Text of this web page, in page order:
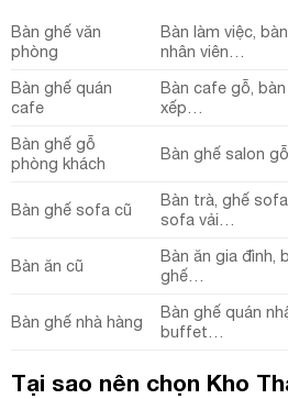
Bàn ghế văn
phòng
Bàn làm việc,
nhân viên…
Bàn ghế quán
cafe
Bàn cafe gỗ,
xếp…
Bàn ghế gỗ
phòng khách
Bàn ghế salon
Bàn ghế sofa cũ
Bàn trà, ghế
sofa vải…
Bàn ăn cũ
Bàn ăn gia đình,
ghế…
Bàn ghế nhà hàng
Bàn ghế quán
buffet…
Tại sao nên chọn Kho